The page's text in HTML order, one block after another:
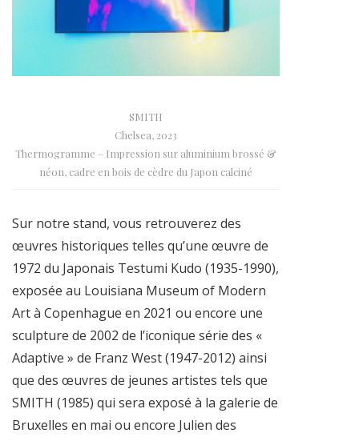
SMITH
Chelsea, 2023
Thermogramme – Impression sur aluminium brossé &
néon, cadre en bois de cèdre du Japon calciné
Sur notre stand, vous retrouverez des
œuvres historiques telles qu’une œuvre de
1972 du Japonais Testumi Kudo (1935-1990),
exposée au Louisiana Museum of Modern
Art à Copenhague en 2021 ou encore une
sculpture de 2002 de l’iconique série des «
Adaptive » de Franz West (1947-2012) ainsi
que des œuvres de jeunes artistes tels que
SMITH (1985) qui sera exposé à la galerie de
Bruxelles en mai ou encore Julien des